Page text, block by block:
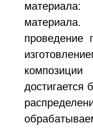
проведение
достигается